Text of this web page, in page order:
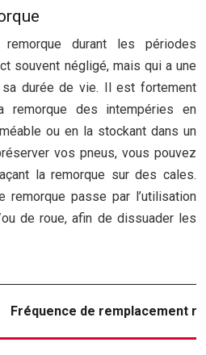
durant les périodes
souvent négligé, mais qui a une
sa durée de vie. Il est fortement
remorque des intempéries en
ou en la stockant dans un
vos pneus, vous pouvez
la remorque sur des cales.
remorque passe par l’utilisation
ou de roue, afin de dissuader les
Fréquence de remplacement